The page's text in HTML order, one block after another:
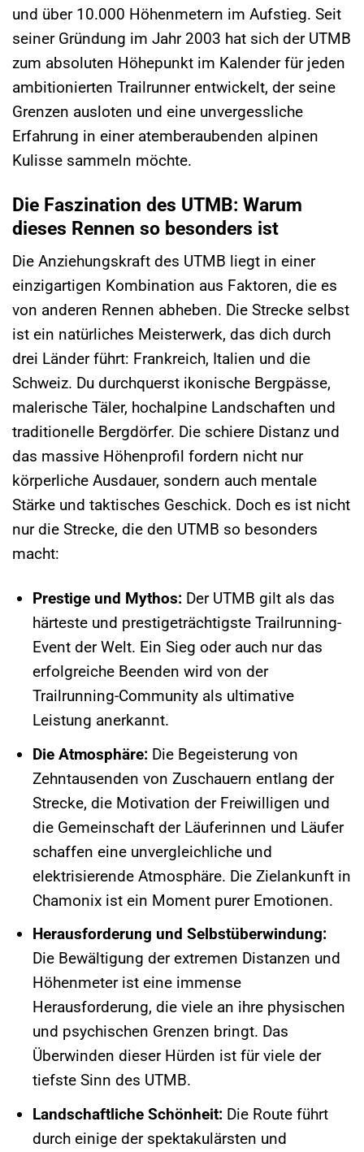
und über 10.000 Höhenmetern im Aufstieg. Seit
seiner Gründung im Jahr 2003 hat sich der UTMB
zum absoluten Höhepunkt im Kalender für jeden
ambitionierten Trailrunner entwickelt, der seine
Grenzen ausloten und eine unvergessliche
Erfahrung in einer atemberaubenden alpinen
Kulisse sammeln möchte.
Die Faszination des UTMB: Warum
dieses Rennen so besonders ist
Die Anziehungskraft des UTMB liegt in einer
einzigartigen Kombination aus Faktoren, die es
von anderen Rennen abheben. Die Strecke selbst
ist ein natürliches Meisterwerk, das dich durch
drei Länder führt: Frankreich, Italien und die
Schweiz. Du durchquerst ikonische Bergpässe,
malerische Täler, hochalpine Landschaften und
traditionelle Bergdörfer. Die schiere Distanz und
das massive Höhenprofil fordern nicht nur
körperliche Ausdauer, sondern auch mentale
Stärke und taktisches Geschick. Doch es ist nicht
nur die Strecke, die den UTMB so besonders
macht:
Prestige und Mythos:Der UTMB gilt als das
härteste und prestigeträchtigste Trailrunning-
Event der Welt. Ein Sieg oder auch nur das
erfolgreiche Beenden wird von der
Trailrunning-Community als ultimative
Leistung anerkannt.
Die Atmosphäre:Die Begeisterung von
Zehntausenden von Zuschauern entlang der
Strecke, die Motivation der Freiwilligen und
die Gemeinschaft der Läuferinnen und Läufer
schaffen eine unvergleichliche und
elektrisierende Atmosphäre. Die Zielankunft in
Chamonix ist ein Moment purer Emotionen.
Herausforderung und Selbstüberwindung:
Die Bewältigung der extremen Distanzen und
Höhenmeter ist eine immense
Herausforderung, die viele an ihre physischen
und psychischen Grenzen bringt. Das
Überwinden dieser Hürden ist für viele der
tiefste Sinn des UTMB.
Landschaftliche Schönheit:Die Route führt
durch einige der spektakulärsten und